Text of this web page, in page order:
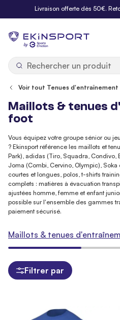
Allez au contenuLivraison offerte dès 50€.
by
Voir tout Tenues d'entraînement
Maillots & tenues
foot
Vous équipez votre groupe sénior ou
? Ekinsport référence les maillots et
Park), adidas (Tiro, Squadra, Condivo,
Joma (Combi, Cervino, Olympic),
courtes et longues, polos, t-shirts
complets : matières à évacuation
ajustées homme, femme et enfant
possible sur l'ensemble des gammes
paiement sécurisé.
Maillots & tenues
Filtrer par